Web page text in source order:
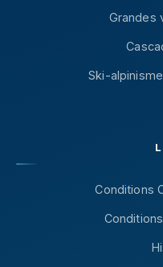
Grandes
Ski-
Conditions